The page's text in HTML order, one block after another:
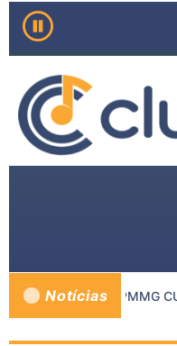
Notícias
DE INHAPIM E PMMG